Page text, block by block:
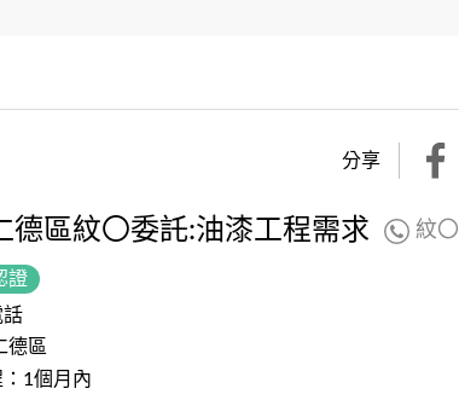
分享
德區紋〇委託:油漆工程需求 紋〇
證
話
德區
1個月內